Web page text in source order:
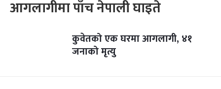
आगलागीमा पाँच नेपाली घाइते
कुवेतको एक घरमा आगलागी, ४१
जनाको मृत्यु